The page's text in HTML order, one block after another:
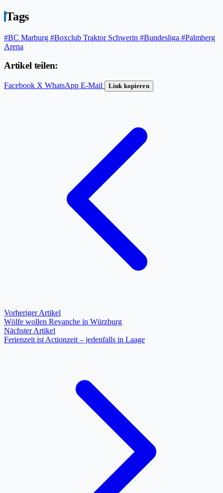
Tags
#BC Marburg #Boxclub Traktor Schwerin #Bundesliga #Palmberg
Arena
Artikel teilen:
Facebook X WhatsApp E-Mail Link kopieren
Vorheriger Artikel
Wölfe wollen Revanche in Würzburg
Nächster Artikel
Ferienzeit ist Actionzeit – jedenfalls in Laage